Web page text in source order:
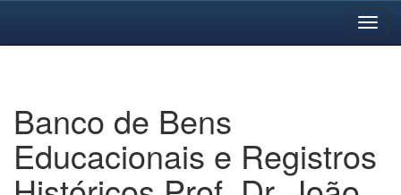
Banco de Bens
Educacionais e Registros